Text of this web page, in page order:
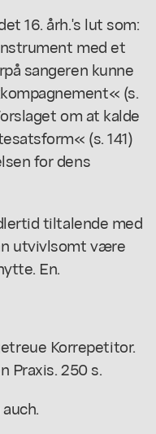
16. årh.'s lut som:
med et
sangeren kunne
(s.
om at kalde
(s. 141)
for dens
tiltalende med
utvivlsomt være
En.
Korrepetitor.
Praxis. 250 s.